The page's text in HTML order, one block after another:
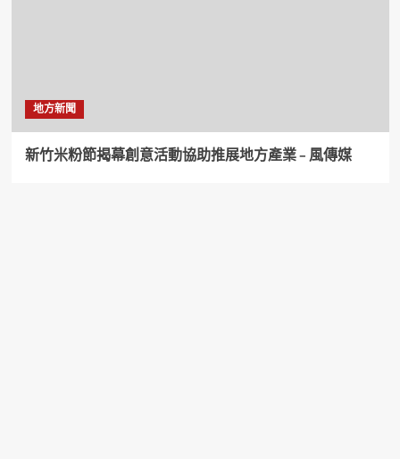
地方新聞
新竹米粉節揭幕創意活動協助推展地方產業 – 風傳媒